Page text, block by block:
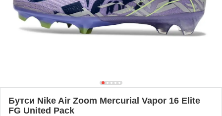
Бутси Nike Air Zoom Mercurial Vapor 16 Elite
FG United Pack